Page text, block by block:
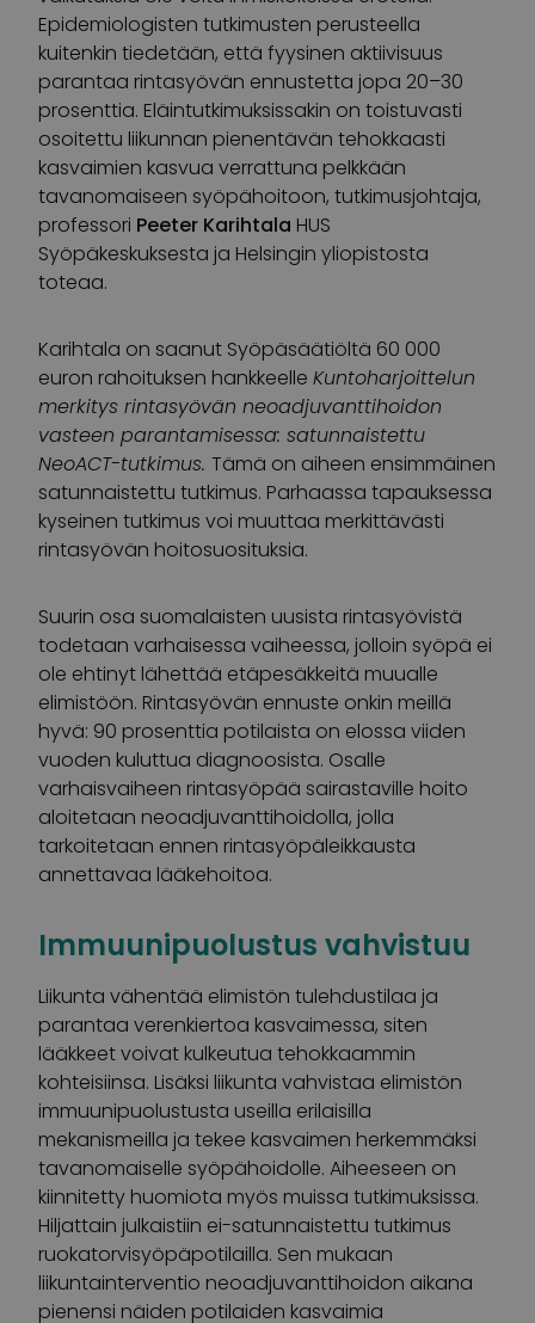
Epidemiologisten tutkimusten perusteella
kuitenkin tiedetään, että fyysinen aktiivisuus
parantaa rintasyövän ennustetta jopa 20–30
prosenttia. Eläintutkimuksissakin on toistuvasti
osoitettu liikunnan pienentävän tehokkaasti
kasvaimien kasvua verrattuna pelkkään
tavanomaiseen syöpähoitoon, tutkimusjohtaja,
professori Peeter Karihtala HUS
Syöpäkeskuksesta ja Helsingin yliopistosta
toteaa.
Karihtala on saanut Syöpäsäätiöltä 60 000
euron rahoituksen hankkeelle Kuntoharjoittelun
merkitys rintasyövän neoadjuvanttihoidon
vasteen parantamisessa: satunnaistettu
NeoACT-tutkimus. Tämä on aiheen ensimmäinen
satunnaistettu tutkimus. Parhaassa tapauksessa
kyseinen tutkimus voi muuttaa merkittävästi
rintasyövän hoitosuosituksia.
Suurin osa suomalaisten uusista rintasyövistä
todetaan varhaisessa vaiheessa, jolloin syöpä ei
ole ehtinyt lähettää etäpesäkkeitä muualle
elimistöön. Rintasyövän ennuste onkin meillä
hyvä: 90 prosenttia potilaista on elossa viiden
vuoden kuluttua diagnoosista. Osalle
varhaisvaiheen rintasyöpää sairastaville hoito
aloitetaan neoadjuvanttihoidolla, jolla
tarkoitetaan ennen rintasyöpäleikkausta
annettavaa lääkehoitoa.
Immuunipuolustus vahvistuu
Liikunta vähentää elimistön tulehdustilaa ja
parantaa verenkiertoa kasvaimessa, siten
lääkkeet voivat kulkeutua tehokkaammin
kohteisiinsa. Lisäksi liikunta vahvistaa elimistön
immuunipuolustusta useilla erilaisilla
mekanismeilla ja tekee kasvaimen herkemmäksi
tavanomaiselle syöpähoidolle. Aiheeseen on
kiinnitetty huomiota myös muissa tutkimuksissa.
Hiljattain julkaistiin ei-satunnaistettu tutkimus
ruokatorvisyöpäpotilailla. Sen mukaan
liikuntainterventio neoadjuvanttihoidon aikana
pienensi näiden potilaiden kasvaimia